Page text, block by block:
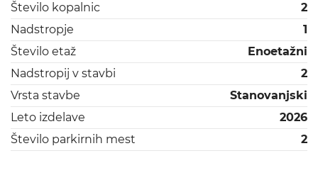
Število kopalnic
2
Nadstropje
1
Število etaž
Enoetažni
Nadstropij v stavbi
2
Vrsta stavbe
Stanovanjski
Leto izdelave
2026
Število parkirnih mest
2